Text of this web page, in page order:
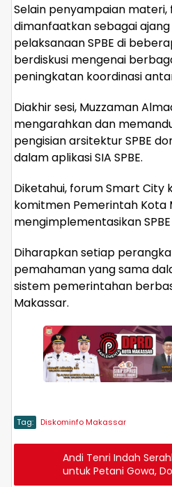
Selain penyampaian materi,
dimanfaatkan sebagai
pelaksanaan SPBE di
berdiskusi mengenai
peningkatan koordinasi
Diakhir sesi, Muzzaman
mengarahkan dan
pengisian arsitektur SPBE
dalam aplikasi SIA SPBE.
Diketahui, forum Smart City
komitmen Pemerintah Kota
mengimplementasikan
Diharapkan setiap
pemahaman yang sama
sistem pemerintahan
Makassar.
Tag: Diskominfo Makassar
Andi Tenri Indah
untuk Petani Gowa,
Pangan Daerah